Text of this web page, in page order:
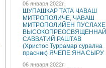
06 января 2022г.
ШУПАШКАР ТАТА ЧAВАШ
МИТРОПОЛИЧE, ЧAВАШ
МИТРОПОЛИЙEН ПУCЛAХE
ВЫСОКОПРЕОСВЯЩЕННAЙ
САВВАТИЙ РАШТАВ
(Христос Туррaмaр cуралнa
праcник) ЯЧEПЕ ЯНA CЫРУ
06 января 2022г.